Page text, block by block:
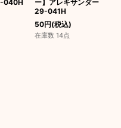
040H
ー】アレキサンダー
29-041H
50円(税込)
在庫数 14点